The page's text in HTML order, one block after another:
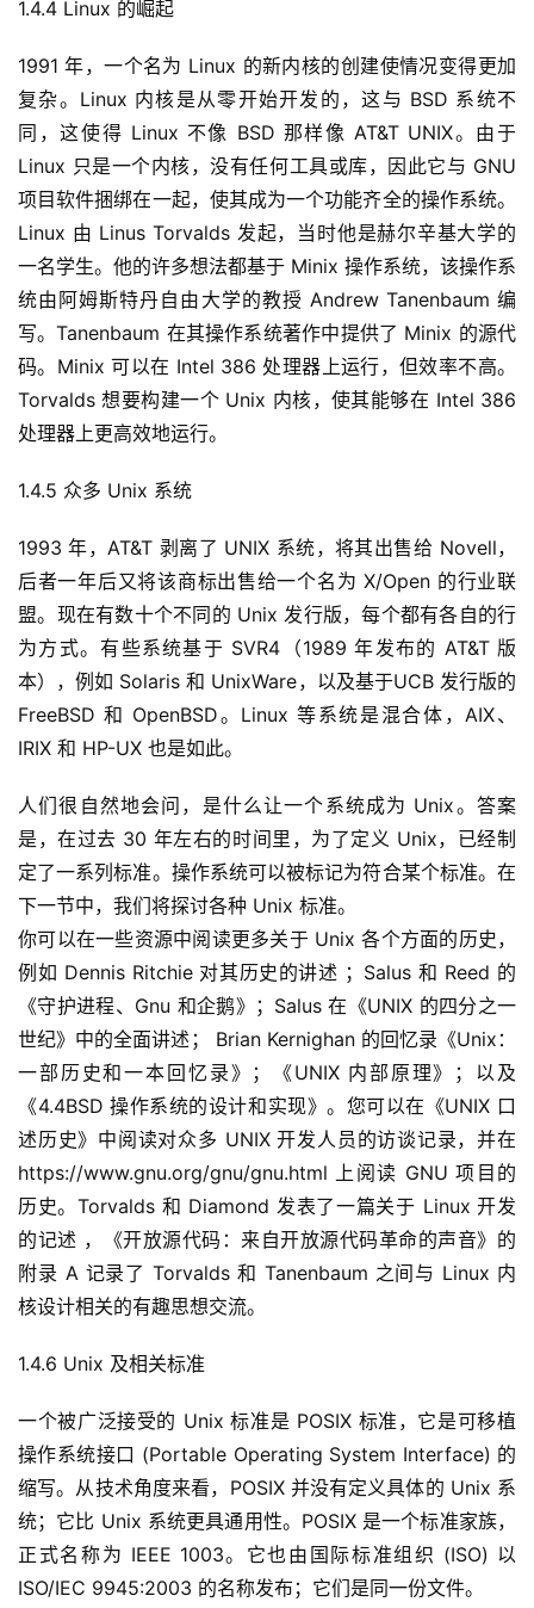
A
I
1.4.4 Linux 的崛起
1991 年，一个名为 Linux 的新内核的创建使情况变得更加
复杂。Linux 内核是从零开始开发的，这与 BSD 系统不
同，这使得 Linux 不像 BSD 那样像 AT&T UNIX。由于
Linux 只是一个内核，没有任何工具或库，因此它与 GNU
项目软件捆绑在一起，使其成为一个功能齐全的操作系统。
Linux 由 Linus Torvalds 发起，当时他是赫尔辛基大学的
一名学生。他的许多想法都基于 Minix 操作系统，该操作系
统由阿姆斯特丹自由大学的教授 Andrew Tanenbaum 编
写。Tanenbaum 在其操作系统著作中提供了 Minix 的源代
码。Minix 可以在 Intel 386 处理器上运行，但效率不高。
Torvalds 想要构建一个 Unix 内核，使其能够在 Intel 386
处理器上更高效地运行。
1.4.5 众多 Unix 系统
1993 年，AT&T 剥离了 UNIX 系统，将其出售给 Novell，
后者一年后又将该商标出售给一个名为 X/Open 的行业联
盟。现在有数十个不同的 Unix 发行版，每个都有各自的行
为方式。有些系统基于 SVR4（1989 年发布的 AT&T 版
本），例如 Solaris 和 UnixWare，以及基于UCB 发行版的
FreeBSD 和 OpenBSD。Linux 等系统是混合体，AIX、
IRIX 和 HP-UX 也是如此。
人们很自然地会问，是什么让一个系统成为 Unix。答案
是，在过去 30 年左右的时间里，为了定义 Unix，已经制
定了一系列标准。操作系统可以被标记为符合某个标准。在
下一节中，我们将探讨各种 Unix 标准。
你可以在一些资源中阅读更多关于 Unix 各个方面的历史，
例如 Dennis Ritchie 对其历史的讲述 ；Salus 和 Reed 的
《守护进程、Gnu 和企鹅》；Salus 在《UNIX 的四分之一
世纪》中的全面讲述； Brian Kernighan 的回忆录《Unix：
一部历史和一本回忆录》；《UNIX 内部原理》；以及
《4.4BSD 操作系统的设计和实现》。您可以在《UNIX 口
述历史》中阅读对众多 UNIX 开发人员的访谈记录，并在
https://www.gnu.org/gnu/gnu.html 上阅读 GNU 项目的
历史。Torvalds 和 Diamond 发表了一篇关于 Linux 开发
的记述 ，《开放源代码：来自开放源代码革命的声音》的
附录 A 记录了 Torvalds 和 Tanenbaum 之间与 Linux 内
核设计相关的有趣思想交流。
1.4.6 Unix 及相关标准
一个被广泛接受的 Unix 标准是 POSIX 标准，它是可移植
操作系统接口 (Portable Operating System Interface) 的
缩写。从技术角度来看，POSIX 并没有定义具体的 Unix 系
统；它比 Unix 系统更具通用性。POSIX 是一个标准家族，
正式名称为 IEEE 1003。它也由国际标准组织 (ISO) 以
ISO/IEC 9945:2003 的名称发布；它们是同一份文件。